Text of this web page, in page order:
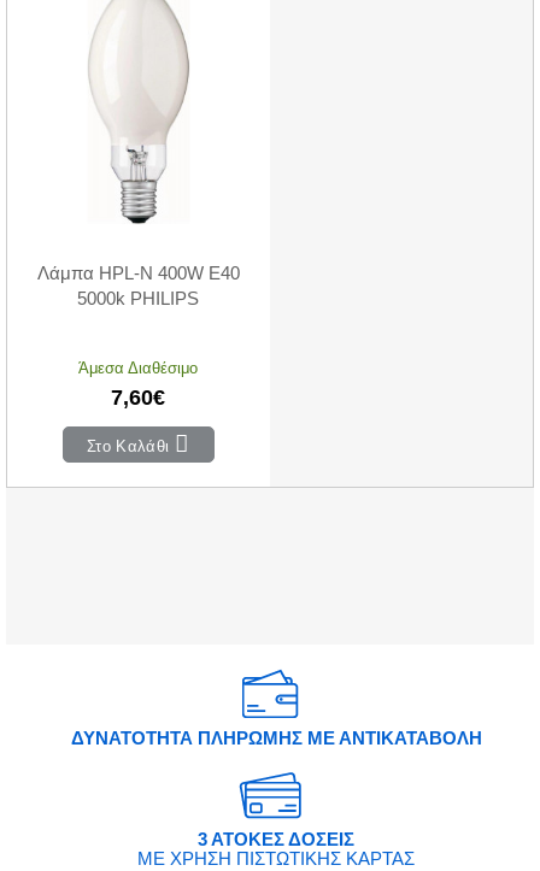
Λάμπα HPL-N 400W E40
5000k PHILIPS
Άμεσα Διαθέσιμο
7,60€
Στο Καλάθι
ΔΥΝΑΤΟΤΗΤΑ ΠΛΗΡΩΜΗΣ ΜΕ ΑΝΤΙΚΑΤΑΒΟΛΗ
3 ΑΤΟΚΕΣ ΔΟΣΕΙΣ
ΜΕ ΧΡΗΣΗ ΠΙΣΤΩΤΙΚΗΣ ΚΑΡΤΑΣ